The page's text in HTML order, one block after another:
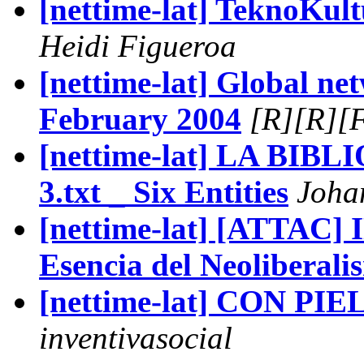
[nettime-lat]
Heidi Figueroa
[nettime-lat] Global
February 2004
[nettime-lat] LA
3.txt _ Six Entities
[nettime-lat] [ATTAC]
Esencia del
[nettime-lat] CON
inventivasocial